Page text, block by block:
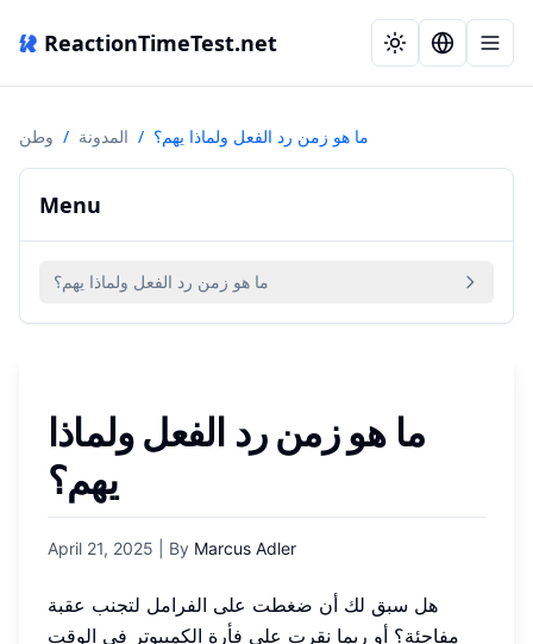
ReactionTimeTest.net
وطن / المدونة / ما هو زمن رد الفعل ولماذا يهم؟
Menu
ما هو زمن رد الفعل ولماذا يهم؟
ما هو زمن رد الفعل ولماذا
يهم؟
April 21, 2025 | By Marcus Adler
هل سبق لك أن ضغطت على الفرامل لتجنب عقبة
مفاجئة؟ أو ربما نقرت على فأرة الكمبيوتر في الوقت